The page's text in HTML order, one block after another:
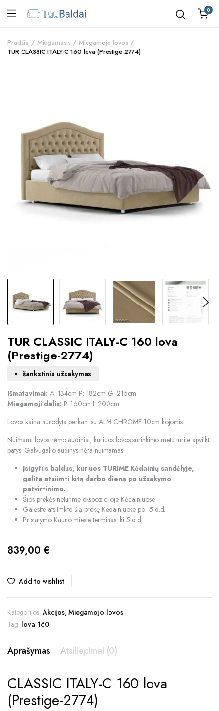
0
Pradžia Miegamasis
Miegamojo lovos
TUR CLASSIC ITALY-C 160 lova (Prestige-2774)
TUR CLASSIC ITALY-C 160 lova
(Prestige-2774)
Išankstinis užsakymas
Išmatavimai: A: 134cm P: 182cm G: 215cm
Miegamoji dalis: P: 160cm I: 200cm
Lovos kaina nurodyta perkant su ALM CHROME 10cm kojomis.
Nuimami lovos rėmo audiniai, kuriuos lovos surinkimo metu turite apvilkti
patys. Galvūgalio audinys nėra nuimamas.
Įsigytus baldus, kuriuos TURIME Kėdainių sandėlyje,
galite atsiimti kitą darbo dieną po užsakymo
patvirtinimo.
Šios prekės neturime ekspozicijoje Kėdainiuose
Galėsite atsiimkite šią prekę Kėdainiuose po 5 d.d.
Pristatymo Kauno mieste terminas iki 5 d.d.
839,00 €
Add to wishlist
Kategorijos: Akcijos,Miegamojo lovos
Tag: lova 160
Aprašymas Atsiliepimai (0)
CLASSIC ITALY-C 160 lova
(Prestige-2774)